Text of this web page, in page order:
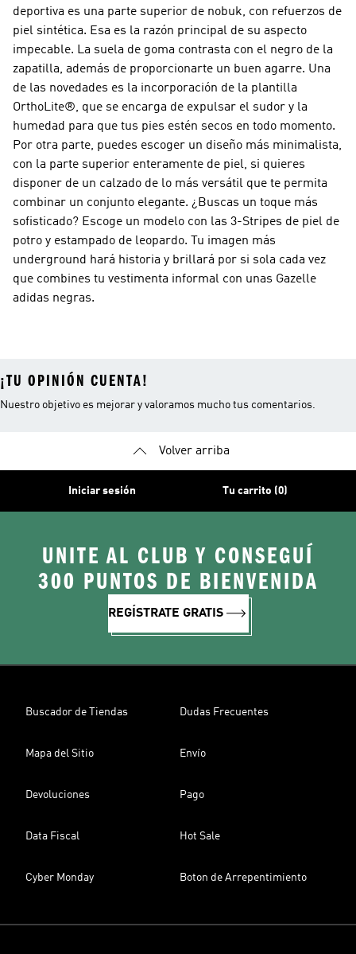
deportiva es una parte superior de nobuk, con refuerzos de
piel sintética. Esa es la razón principal de su aspecto
impecable. La suela de goma contrasta con el negro de la
zapatilla, además de proporcionarte un buen agarre. Una
de las novedades es la incorporación de la plantilla
OrthoLite®, que se encarga de expulsar el sudor y la
humedad para que tus pies estén secos en todo momento.
Por otra parte, puedes escoger un diseño más minimalista,
con la parte superior enteramente de piel, si quieres
disponer de un calzado de lo más versátil que te permita
combinar un conjunto elegante. ¿Buscas un toque más
sofisticado? Escoge un modelo con las 3-Stripes de piel de
potro y estampado de leopardo. Tu imagen más
underground hará historia y brillará por si sola cada vez
que combines tu vestimenta informal con unas Gazelle
adidas negras.
¡TU OPINIÓN CUENTA!
Nuestro objetivo es mejorar y valoramos mucho tus comentarios.
Volver arriba
Iniciar sesión Tu carrito (0)
UNITE AL CLUB Y CONSEGUÍ
300 PUNTOS DE BIENVENIDA
REGÍSTRATE GRATIS
Buscador de Tiendas Dudas Frecuentes
Mapa del Sitio Envío
Devoluciones Pago
Data Fiscal Hot Sale
Cyber Monday Boton de Arrepentimiento